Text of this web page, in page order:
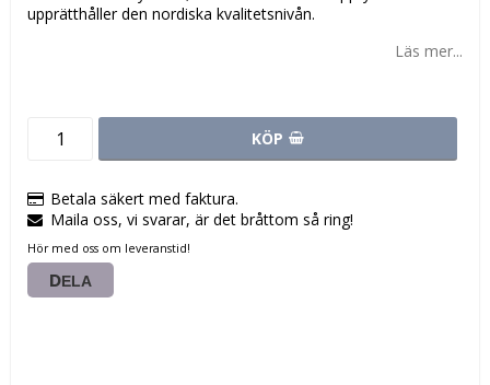
upprätthåller den nordiska kvalitetsnivån.
Läs mer...
KÖP
Betala säkert med faktura.
Maila oss, vi svarar, är det bråttom så ring!
Hör med oss om leveranstid!
DELA